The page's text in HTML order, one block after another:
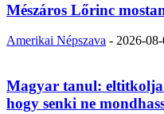
Mészáros Lőrinc
Amerikai Népszava - 2026-
Magyar tanul: eltitkolja
hogy senki ne